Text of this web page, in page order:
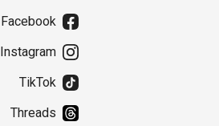
Facebook
Instagram
TikTok
Threads